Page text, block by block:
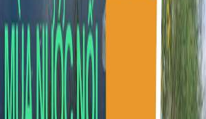
Departures & Pricing
No upcoming departures available.
assistance.
Ask a Question